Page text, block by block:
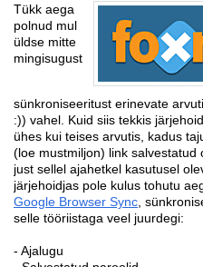
Tükk aega
polnud mul
üldse mitte
mingisugust
sünkroniseeritust erinevate
:)) vahel. Kuid siis tekkis
ühes kui teises arvutis, kadus
(loe mustmiljon) link salvestatud
just sellel ajahetkel kasutusel
järjehoidjas pole kulus tohutu
Google Browser Sync ,
selle tööriistaga veel juurdegi:
- Ajalugu